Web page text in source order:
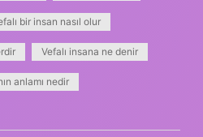
bir insan nasıl olur
Vefalı insana ne denir
anlamı nedir